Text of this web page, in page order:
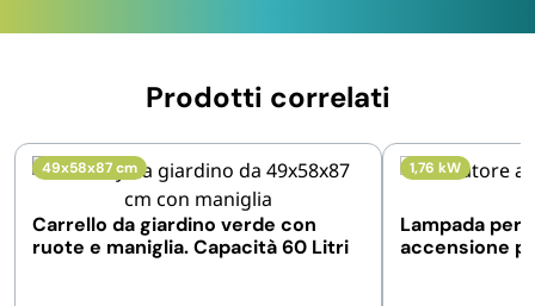
Prodotti correlati
49x58x87 cm
Carrello da giardino verde con
ruote e maniglia. Capacità 60 Litri
1,76 kW
Lampada per
accensione